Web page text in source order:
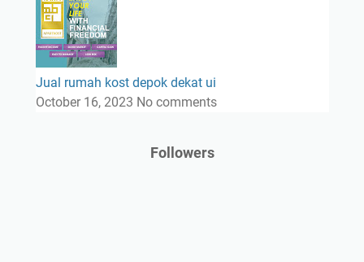
Jual rumah kost depok dekat ui
October 16, 2023 No comments
Followers